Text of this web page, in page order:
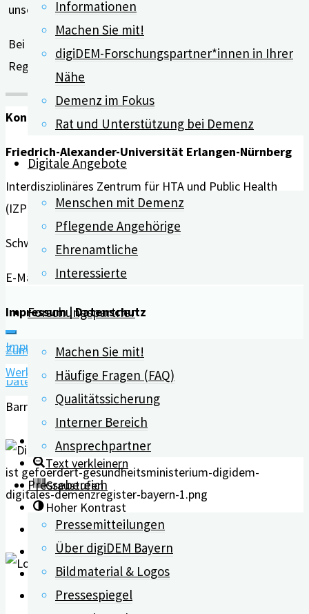
Informationen
Machen Sie mit!
digiDEM-Forschungspartner*innen in Ihrer
Nähe
Demenz im Fokus
Rat und Unterstützung bei Demenz
Digitale Angebote
Menschen mit Demenz
Pflegende Angehörige
Ehrenamtliche
Interessierte
Forschungspartner
Machen Sie mit!
Häufige Fragen (FAQ)
Qualitätssicherung
Interner Bereich
Ansprechpartner
Pressebereich
Pressemitteilungen
Über digiDEM Bayern
Bildmaterial & Logos
Pressespiegel
unserem internen Bereich für Forschungspartner.)
Bei Fragen können Sie sich gerne an Ihre zuständigen
Regionalverantwortlichen wenden.
Kontakt
Friedrich-Alexander-Universität Erlangen-Nürnberg
Interdisziplinäres Zentrum für HTA und Public Health
(IZPH)
Schwabachanlage 6 | 91054 Erlangen
E-Mail:info@digidem-bayern.de
Impressum | Datenschutz
Impressum
Datenschutz
Zum Inhalt springen
Werkzeugleiste öffnen
Barrierefreiheit Werkzeuge
Text vergrößern
Text verkleinern
Graustufen
Hoher Kontrast
Negativer Kontrast
Heller Hintergrund
Links unterstreichen
Lesbarkeit erhöhen